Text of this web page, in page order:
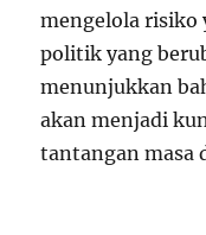
mengelola risiko
politik yang
menunjukkan
akan menjadi
tantangan masa